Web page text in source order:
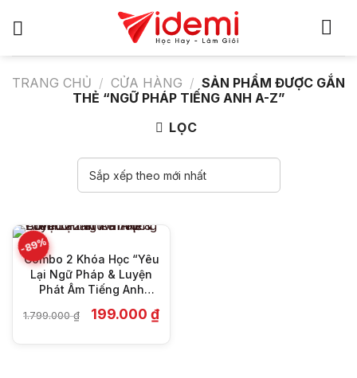
TRANG CHỦ / CỬA HÀNG / SẢN PHẨM ĐƯỢC GẮN
THẺ “NGỮ PHÁP TIẾNG ANH A-Z”
LỌC
-89%
Combo 2 Khóa Học “Yêu
Lại Ngữ Pháp & Luyện
Phát Âm Tiếng Anh
1.799.000₫ Giá
gốc
199.000 ₫Giá
hiện